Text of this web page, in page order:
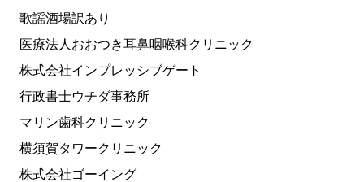
歌謡酒場訳あり
医療法人おおつき耳鼻咽喉科クリニック
株式会社インプレッシブゲート
行政書士ウチダ事務所
マリン歯科クリニック
横須賀タワークリニック
株式会社ゴーイング